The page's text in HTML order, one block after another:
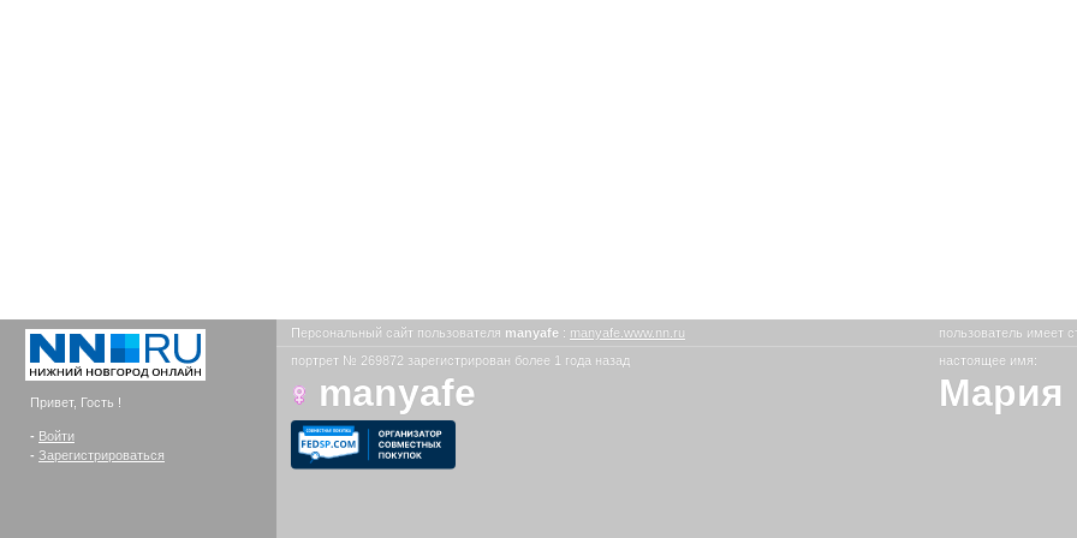
Привет, Гость !
- Войти
- Зарегистрироваться
Персональный сайт пользователя manyafe : manyafe.www.nn.ru пользователь имеет
портрет № 269872 зарегистрирован более 1 года назад
manyafe
настоящее имя:
Мария